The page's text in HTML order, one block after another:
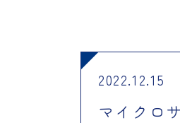
2022.12.15
マイクロ